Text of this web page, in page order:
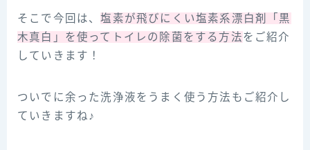
そこで今回は、塩素が飛びにくい塩素系漂白剤「黒
木真白」を使ってトイレの除菌をする方法をご紹介
していきます！
ついでに余った洗浄液をうまく使う方法もご紹介し
ていきますね♪